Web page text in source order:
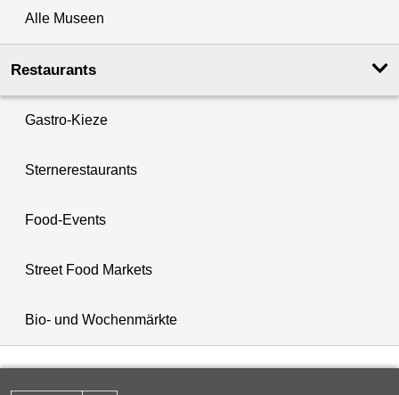
Alle Museen
Restaurants
Gastro-Kieze
Sternerestaurants
Food-Events
Street Food Markets
Bio- und Wochenmärkte